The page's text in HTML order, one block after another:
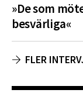
»De som
besvärliga«
FLER